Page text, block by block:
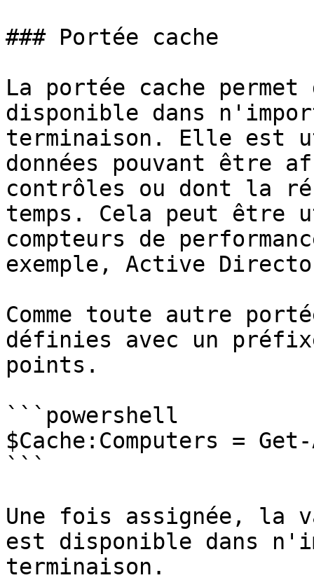
### Portée cache
La portée cache
disponible dans
terminaison. Elle est
données pouvant être
contrôles ou dont la
temps. Cela peut être
compteurs de
exemple, Active
Comme toute autre
définies avec un
points.
```powershell
$Cache:Computers = Get-
```
Une fois assignée, la
est disponible dans
terminaison.